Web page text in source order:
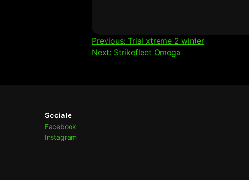
Nawigacja
wpisu
Previous: Trial xtreme 2 winter
Next: Strikefleet Omega
Sociale
Facebook
Instagram